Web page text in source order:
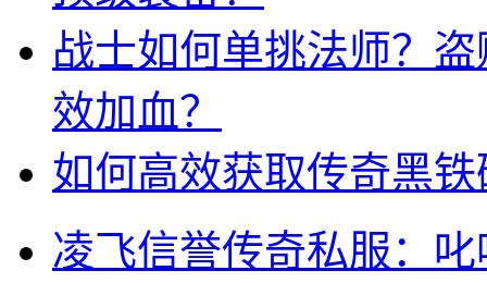
战士如何单挑法师？
效加血？
如何高效获取传奇黑
凌飞信誉传奇私服：